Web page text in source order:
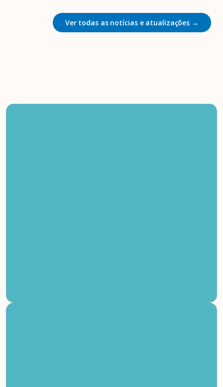
Ver todas as notícias e atualizações →